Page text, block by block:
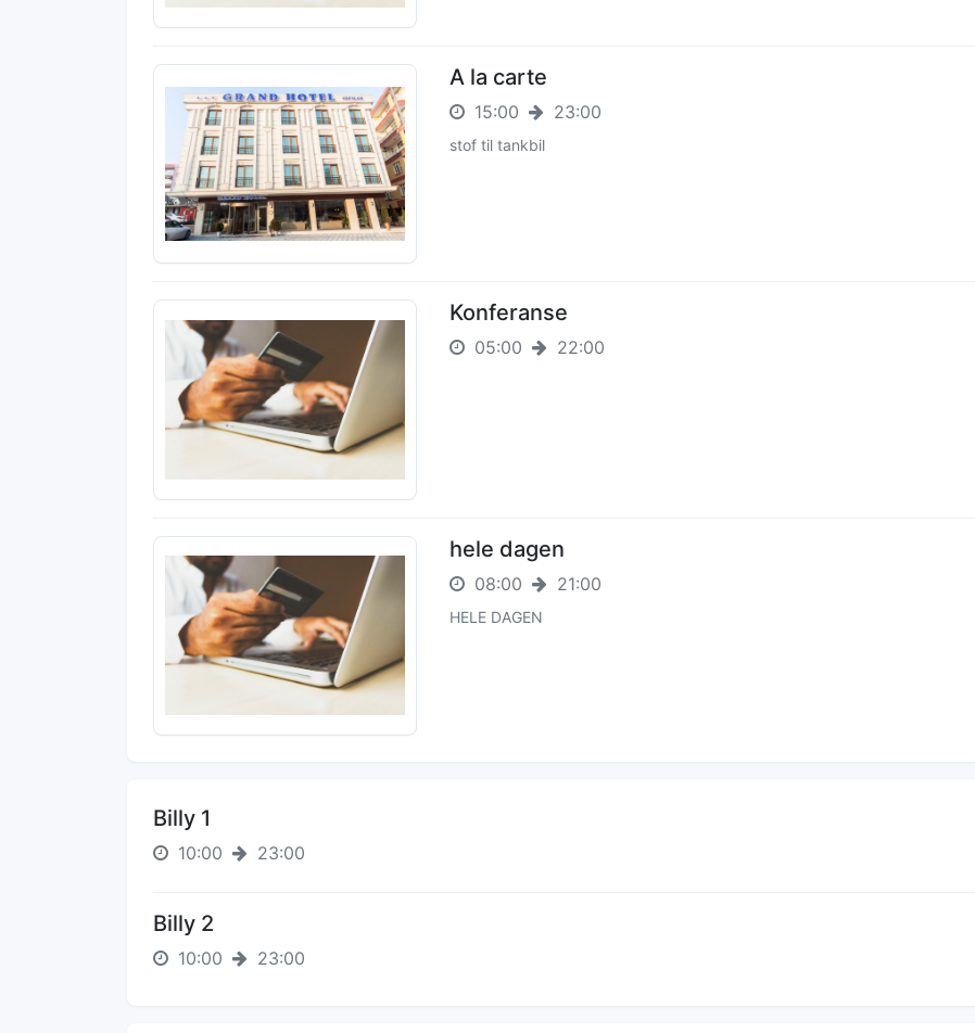
A la carte
15:00 23:00
stof til tankbil
Konferanse
05:00 22:00
hele dagen
08:00 21:00
HELE DAGEN
Billy 1
10:00 23:00
Billy 2
10:00 23:00